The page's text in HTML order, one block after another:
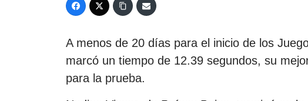
A menos de 20 días para el inicio de los
marcó un tiempo de 12.39 segundos, su
para la prueba.